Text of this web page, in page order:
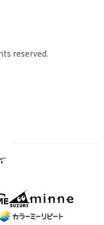
reserved.